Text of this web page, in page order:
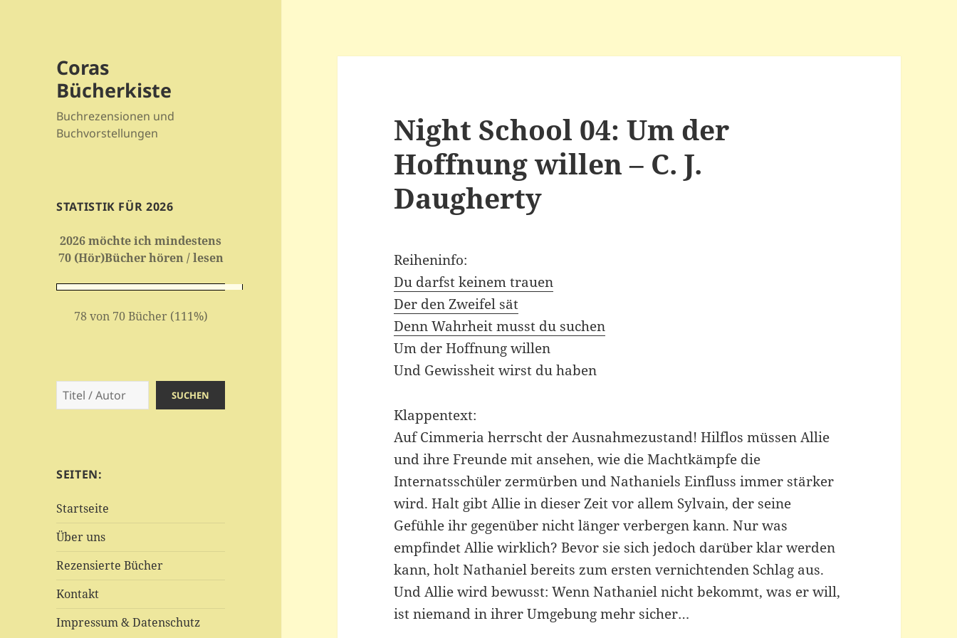
Coras
Bücherkiste
Buchrezensionen und
Buchvorstellungen
STATISTIK FÜR 2026
2026 möchte ich mindestens
70 (Hör)Bücher hören / lesen
78 von 70 Bücher (111%)
Suchen SUCHEN
SEITEN:
Startseite
Über uns
Rezensierte Bücher
Kontakt
Impressum & Datenschutz
Night School 04: Um der
Hoffnung willen – C. J.
Daugherty
Reiheninfo:
Du darfst keinem trauen
Der den Zweifel sät
Denn Wahrheit musst du suchen
Um der Hoffnung willen
Und Gewissheit wirst du haben
Klappentext:
Auf Cimmeria herrscht der Ausnahmezustand! Hilflos müssen Allie
und ihre Freunde mit ansehen, wie die Machtkämpfe die
Internatsschüler zermürben und Nathaniels Einfluss immer stärker
wird. Halt gibt Allie in dieser Zeit vor allem Sylvain, der seine
Gefühle ihr gegenüber nicht länger verbergen kann. Nur was
empfindet Allie wirklich? Bevor sie sich jedoch darüber klar werden
kann, holt Nathaniel bereits zum ersten vernichtenden Schlag aus.
Und Allie wird bewusst: Wenn Nathaniel nicht bekommt, was er will,
ist niemand in ihrer Umgebung mehr sicher…